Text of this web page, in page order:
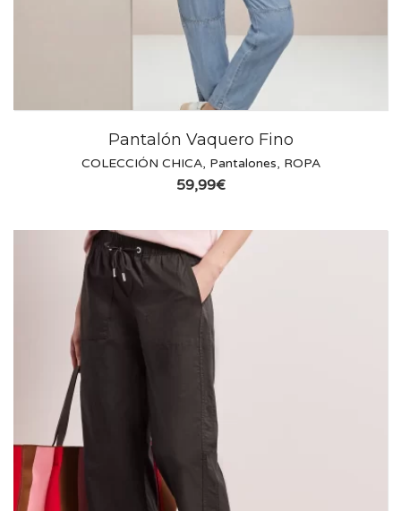
Pantalón Vaquero Fino
COLECCIÓN CHICA, Pantalones, ROPA
59,99€